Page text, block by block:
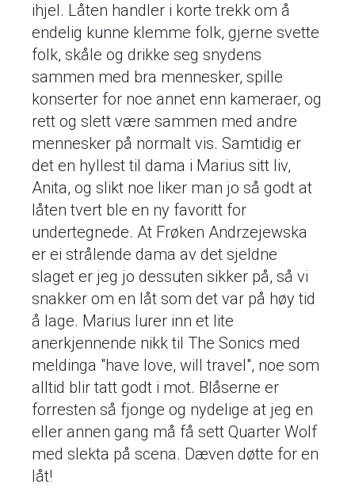
ihjel. Låten handler i korte trekk om å
endelig kunne klemme folk, gjerne svette
folk, skåle og drikke seg snydens
sammen med bra mennesker, spille
konserter for noe annet enn kameraer, og
rett og slett være sammen med andre
mennesker på normalt vis. Samtidig er
det en hyllest til dama i Marius sitt liv,
Anita, og slikt noe liker man jo så godt at
låten tvert ble en ny favoritt for
undertegnede. At Frøken Andrzejewska
er ei strålende dama av det sjeldne
slaget er jeg jo dessuten sikker på, så vi
snakker om en låt som det var på høy tid
å lage. Marius lurer inn et lite
anerkjennende nikk til The Sonics med
meldinga "have love, will travel", noe som
alltid blir tatt godt i mot. Blåserne er
forresten så fjonge og nydelige at jeg en
eller annen gang må få sett Quarter Wolf
med slekta på scena. Dæven døtte for en
låt!